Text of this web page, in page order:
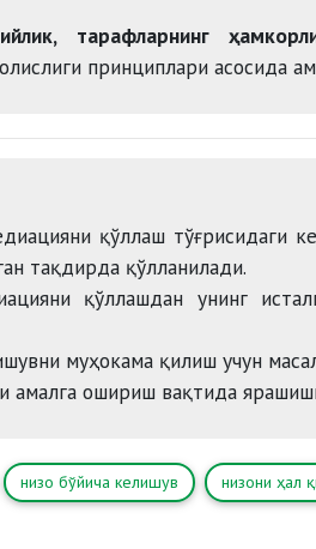
тарафларнинг
принциплари асосида
қўллаш тўғрисидаги
тақдирда қўлланилади.
қўллашдан унинг
муҳокама қилиш учун
амалга ошириш вақтида
низо бўйича келишув низони ҳал